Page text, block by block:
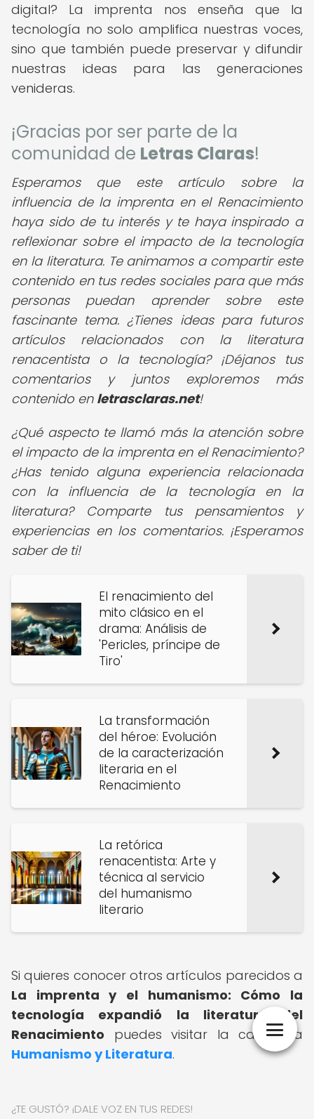
digital? La imprenta nos enseña que la
tecnología no solo amplifica nuestras voces,
sino que también puede preservar y difundir
nuestras ideas para las generaciones
venideras.
¡Gracias por ser parte de la
comunidad de Letras Claras!
Esperamos que este artículo sobre la
influencia de la imprenta en el Renacimiento
haya sido de tu interés y te haya inspirado a
reflexionar sobre el impacto de la tecnología
en la literatura. Te animamos a compartir este
contenido en tus redes sociales para que más
personas puedan aprender sobre este
fascinante tema. ¿Tienes ideas para futuros
artículos relacionados con la literatura
renacentista o la tecnología? ¡Déjanos tus
comentarios y juntos exploremos más
contenido en letrasclaras.net!
¿Qué aspecto te llamó más la atención sobre
el impacto de la imprenta en el Renacimiento?
¿Has tenido alguna experiencia relacionada
con la influencia de la tecnología en la
literatura? Comparte tus pensamientos y
experiencias en los comentarios. ¡Esperamos
saber de ti!
El renacimiento del
mito clásico en el
drama: Análisis de
'Pericles, príncipe de
Tiro'
La transformación
del héroe: Evolución
de la caracterización
literaria en el
Renacimiento
La retórica
renacentista: Arte y
técnica al servicio
del humanismo
literario
Si quieres conocer otros artículos parecidos a
La imprenta y el humanismo: Cómo la
tecnología expandió la literatura del
Renacimiento puedes visitar la categoría
Humanismo y Literatura.
¿TE GUSTÓ? ¡DALE VOZ EN TUS REDES!